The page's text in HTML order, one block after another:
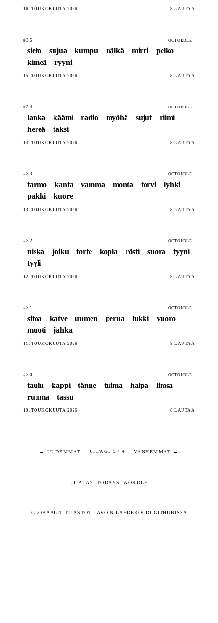
16. TOUKOKUUTA 2026 8 LAUTAA
#35 OCTORDLE
sieto sujua kumpu nälkä mirri
pelko
kimeä
ryyni
15. TOUKOKUUTA 2026 8 LAUTAA
#34 OCTORDLE
lanka käämi radio myöhä sujut
riimi
hereä
taksi
14. TOUKOKUUTA 2026 8 LAUTAA
#33 OCTORDLE
tarmo kanta vamma monta torvi
lyhki
pakki
kuore
13. TOUKOKUUTA 2026 8 LAUTAA
#32 OCTORDLE
niska joiku forte kopla rösti suora
tyyni
tyyli
12. TOUKOKUUTA 2026 8 LAUTAA
#31 OCTORDLE
sitoa katve uumen perua lukki
vuoro
muoti
jahka
11. TOUKOKUUTA 2026 8 LAUTAA
#30 OCTORDLE
taulu kappi tänne tuima halpa
limsa
ruuma
tassu
10. TOUKOKUUTA 2026 8 LAUTAA
← UUDEMMAT UI.PAGE 3 / 4 VANHEMMAT →
UI.PLAY_TODAYS_WORDLE
GLOBAALIT TILASTOT · AVOIN LÄHDEKOODI GITHUBISSA